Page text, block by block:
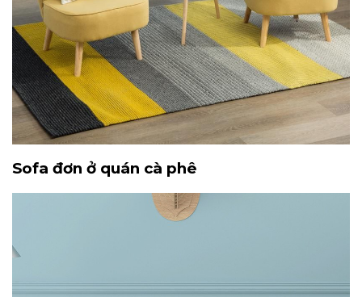
Sofa đơn ở quán cà phê